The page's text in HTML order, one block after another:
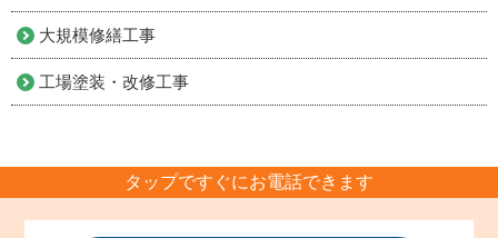
大規模修繕工事
工場塗装・改修工事
タップですぐにお電話できます